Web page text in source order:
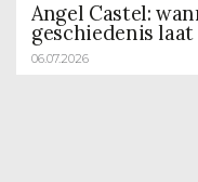
Angel Castel:
geschiedenis
06.07.2026